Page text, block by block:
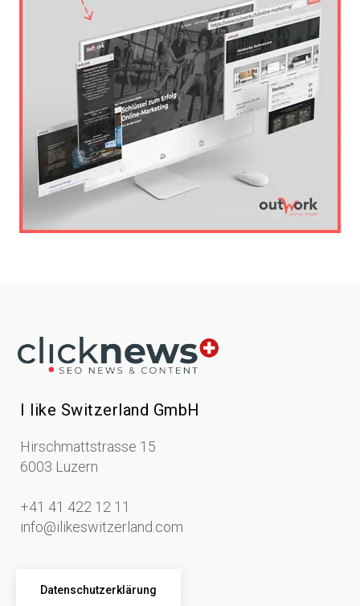
I like Switzerland GmbH
Hirschmattstrasse 15
6003 Luzern
+41 41 422 12 11
info@ilikeswitzerland.com
Datenschutzerklärung